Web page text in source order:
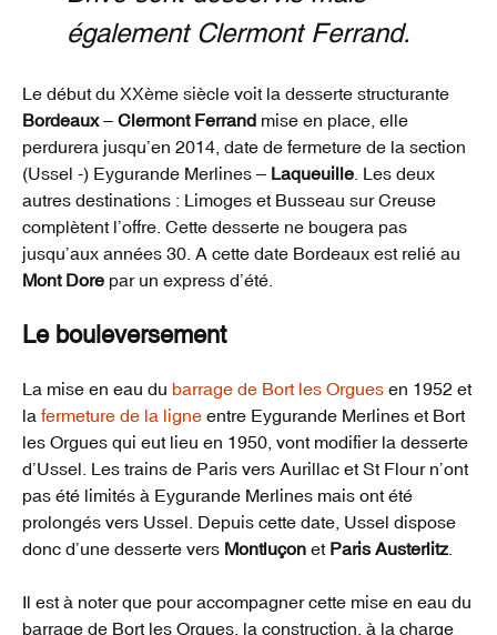
également Clermont Ferrand.
Le début du XXème siècle voit la desserte structurante
Bordeaux– Clermont Ferrand mise en place, elle
perdurera jusqu’en 2014, date de fermeture de la section
(Ussel -) Eygurande Merlines – Laqueuille . Les deux
autres destinations : Limoges et Busseau sur Creuse
complètent l’offre. Cette desserte ne bougera pas
jusqu’aux années 30. A cette date Bordeaux est relié au
Mont Dore par un express d’été
Le bouleversement
La mise en eau du barrage de Bort les Orgues en 1952 et
la fermeture de la ligne entre Eygurande Merlines et Bort
les Orgues qui eut lieu en 1950, vont modifier la desserte
d’Ussel. Les trains de Paris vers Aurillac et St Flour n’ont
pas été limités à Eygurande Merlines mais ont été
prolongés vers Ussel. Depuis cette date, Ussel dispose
donc d’une desserte vers Montluçon et Paris Austerlitz.
Il est à noter que pour accompagner cette mise en eau du
barrage de Bort les Orgues, la construction, à la charge